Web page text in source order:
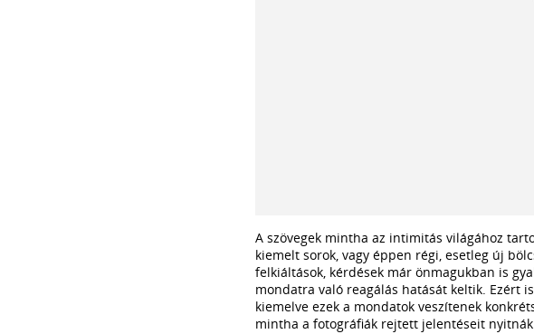
A szövegek mintha az intimitás világához
kiemelt sorok, vagy éppen régi, esetleg új
felkiáltások, kérdések már önmagukban is
mondatra való reagálás hatását keltik. Ezért
kiemelve ezek a mondatok veszítenek
mintha a fotográfiák rejtett jelentéseit